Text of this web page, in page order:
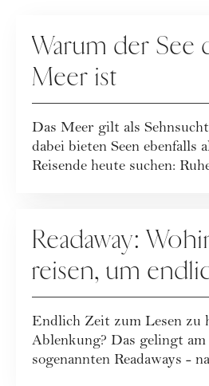
Warum der See
Meer ist
Das Meer gilt als
dabei bieten Seen ebenfalls
Reisende heute suchen:
Readaway:
reisen, um
zu lesen
Endlich Zeit zum Lesen zu
Ablenkung? Das gelingt
sogenannten Readaways -